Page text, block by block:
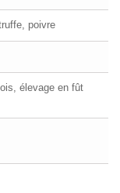
poivre
élevage en fût